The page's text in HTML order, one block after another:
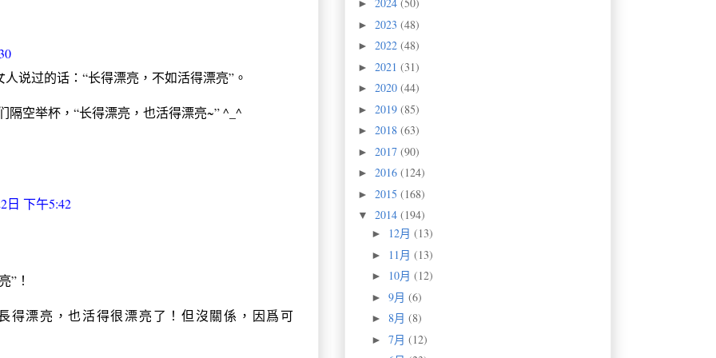
说过的话：“长得漂亮，不如活得漂亮”。
空举杯，“长得漂亮，也活得漂亮~” ^_^
日 下午5:42
”！
得漂亮，也活得很漂亮了！但沒關係，因爲可
►
► 2023 (48)
► 2022 (48)
► 2021 (31)
► 2020 (44)
► 2019 (85)
► 2018 (63)
► 2017 (90)
► 2016 (124)
► 2015 (168)
▼ 2014 (194)
► 12月 (13)
► 11月 (13)
► 10月 (12)
► 9月 (6)
► 8月 (8)
► 7月 (12)